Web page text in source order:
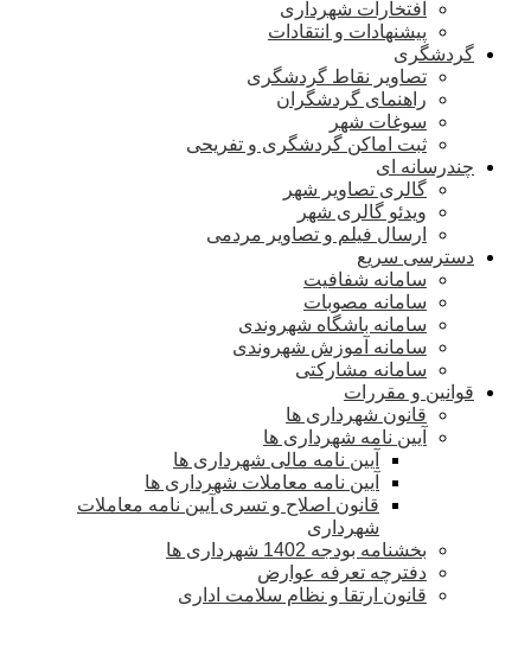
افتخارات شهرداری
پیشنهادات و انتقادات
گردشگری
تصاویر نقاط گردشگری
راهنمای گردشگران
سوغات شهر
ثبت اماکن گردشگری و تفریحی
چندرسانه ای
گالری تصاویر شهر
ویدئو گالری شهر
ارسال فیلم و تصاویر مردمی
دسترسی سریع
سامانه شفافیت
سامانه مصوبات
سامانه باشگاه شهروندی
سامانه آموزش شهروندی
سامانه مشارکتی
قوانین و مقررات
قانون شهرداری ها
آیین نامه شهرداری ها
آیین نامه مالی شهرداری ها
آیین نامه معاملات شهرداری ها
قانون اصلاح و تسری آیین نامه معاملات
شهرداری
بخشنامه بودجه 1402 شهرداری ها
دفترچه تعرفه عوارض
قانون ارتقا و نظام سلامت اداری